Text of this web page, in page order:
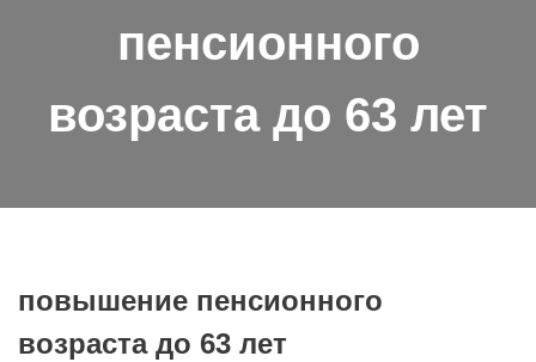
пенсионного
возраста до 63 лет
повышение пенсионного
возраста до 63 лет